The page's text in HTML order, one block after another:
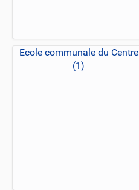
Ecole communale du Centre
(1)